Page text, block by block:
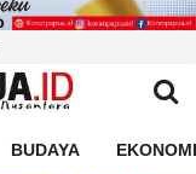
BUDAYA EKONOMI